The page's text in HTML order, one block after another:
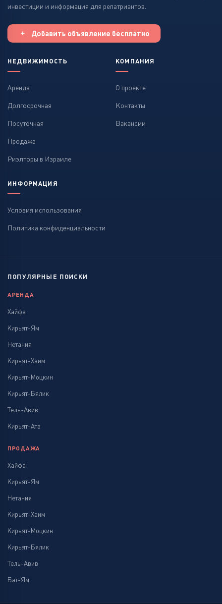
инвестиции и информация для репатриантов.
Добавить объявление бесплатно
НЕДВИЖИМОСТЬ
Аренда
Долгосрочная
Посуточная
Продажа
Риэлторы в Израиле
КОМПАНИЯ
О проекте
Контакты
Вакансии
ИНФОРМАЦИЯ
Условия использования
Политика конфиденциальности
ПОПУЛЯРНЫЕ ПОИСКИ
АРЕНДА
Хайфа
Кирьят-Ям
Нетания
Кирьят-Хаим
Кирьят-Моцкин
Кирьят-Бялик
Тель-Авив
Кирьят-Ата
ПРОДАЖА
Хайфа
Кирьят-Ям
Нетания
Кирьят-Хаим
Кирьят-Моцкин
Кирьят-Бялик
Тель-Авив
Бат-Ям